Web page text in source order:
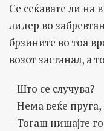
Се сеќавате ли на
лидер во
брзините во тоа
возот застанал, а
– Што се случува?
– Нема веќе
– Тогаш нишајте